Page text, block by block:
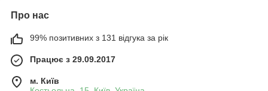
Про нас
99% позитивних з 131 відгука за рік
Працює з 29.09.2017
м. Київ